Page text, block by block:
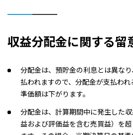
収益分配金に関する留
分配金は、預貯金の利息とは異な
払われますので、分配金が支払わ
準価額は下がります。
分配金は、計算期間中に発生した
益および評価益を含む売買益）を